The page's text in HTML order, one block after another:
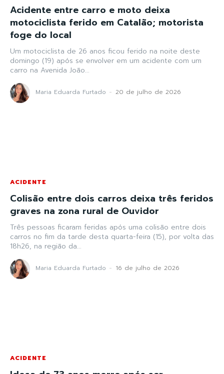
Acidente entre carro e moto deixa
motociclista ferido em Catalão; motorista
foge do local
Um motociclista de 26 anos ficou ferido na noite deste
domingo (19) após se envolver em um acidente com um
carro na Avenida João...
Maria Eduarda Furtado - 20 de julho de 2026
ACIDENTE
Colisão entre dois carros deixa três feridos
graves na zona rural de Ouvidor
Três pessoas ficaram feridas após uma colisão entre dois
carros no fim da tarde desta quarta-feira (15), por volta das
18h26, na região da...
Maria Eduarda Furtado - 16 de julho de 2026
ACIDENTE